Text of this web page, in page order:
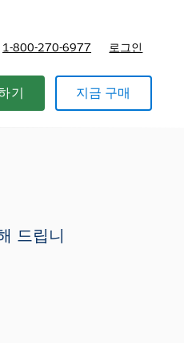
1-800-270-6977 로그인
기 지금 구매
드립니